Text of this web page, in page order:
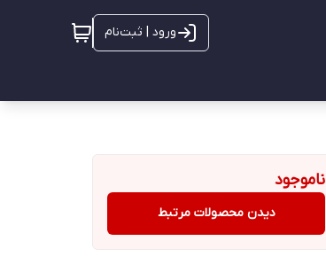
ورود | ثبت‌نام
ناموجود
دیدن محصولات مرتبط